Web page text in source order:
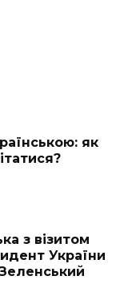
як
з візитом
України